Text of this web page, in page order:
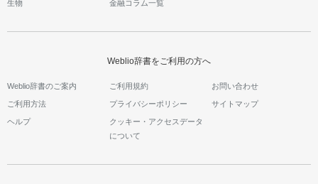
生物 金融コラム一覧
Weblio辞書をご利用の方へ
Weblio辞書のご案内 ご利用規約 お問い合わせ
ご利用方法 プライバシーポリシー サイトマップ
ヘルプ
クッキー・アクセスデータ
について